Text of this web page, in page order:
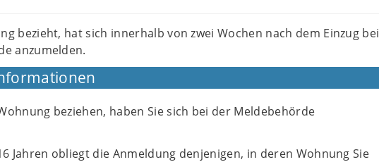
bezieht, hat sich innerhalb von zwei Wochen nach dem Einzug bei
anzumelden.
beziehen, haben Sie sich bei der Meldebehörde
Jahren obliegt die Anmeldung denjenigen, in deren Wohnung Sie